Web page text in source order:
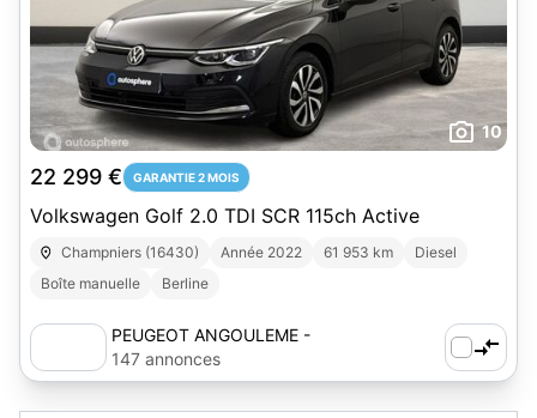
10
22 299 € GARANTIE 2 MOIS
Volkswagen Golf 2.0 TDI SCR 115ch Active
Champniers (16430) Année 2022 61 953 km
Diesel
Boîte manuelle
Berline
PEUGEOT ANGOULEME -
AUTOSPHERE
147 annonces